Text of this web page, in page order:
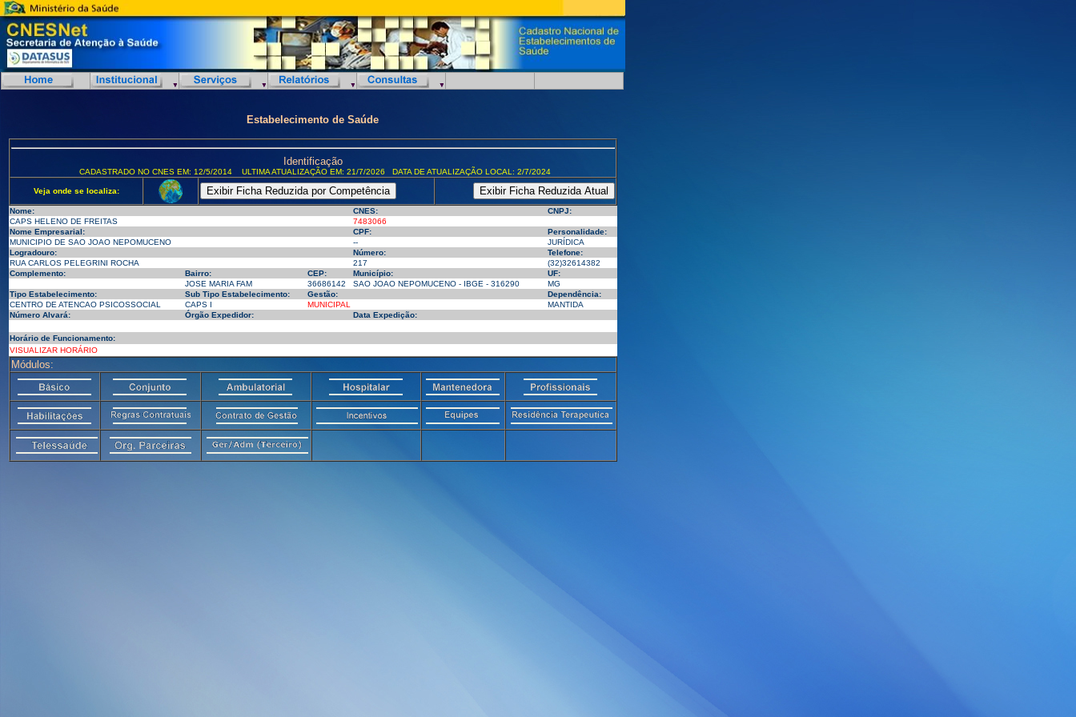
Estabelecimento de Saúde
Identificação
CADASTRADO NO CNES EM: 12/5/2014 ULTIMA ATUALIZAÇÃO EM: 21/7/2026 DATA DE ATUALIZAÇÃO LOCAL: 2/7/2024
Veja onde se localiza:
Nome: CNES:
CNPJ:
CAPS HELENO DE FREITAS
7483066
Nome Empresarial:
CPF:
Personalidade:
MUNICIPIO DE SAO JOAO NEPOMUCENO
--
JURÍDICA
Logradouro:
Número:
Telefone:
RUA CARLOS PELEGRINI ROCHA
217
(32)32614382
Complemento:
Bairro: CEP: Município:
UF:
JOSE MARIA FAM
36686142 SAO JOAO NEPOMUCENO - IBGE - 316290
MG
Tipo Estabelecimento:
Sub Tipo Estabelecimento: Gestão:
Dependência:
CENTRO DE ATENCAO PSICOSSOCIAL
CAPS I MUNICIPAL
MANTIDA
Número Alvará:
Órgão Expedidor: Data Expedição:
Horário de Funcionamento:
VISUALIZAR HORÁRIO
Módulos: